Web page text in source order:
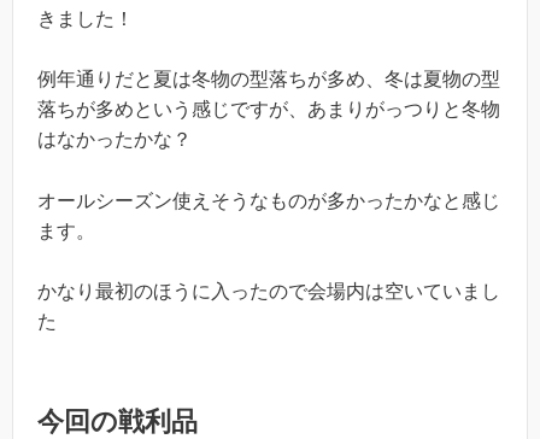
きました！
例年通りだと夏は冬物の型落ちが多め、冬は夏物の型
落ちが多めという感じですが、あまりがっつりと冬物
はなかったかな？
オールシーズン使えそうなものが多かったかなと感じ
ます。
かなり最初のほうに入ったので会場内は空いていまし
た
今回の戦利品